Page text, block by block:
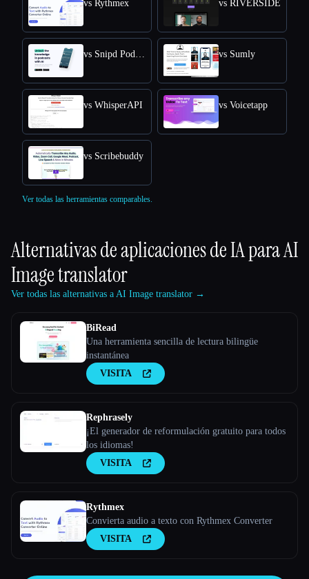
vs Rythmex vs RIVERSIDE
vs Snipd Podcast Summaries vs Sumly
vs WhisperAPI vs Voicetapp
vs Scribebuddy
Ver todas las herramientas comparables.
Alternativas de aplicaciones de IA paraAI
Image translator
Ver todas las alternativas a AI Image translator →
BiRead
Una herramienta sencilla de lectura bilingüe
instantánea
VISITA
Rephrasely
¡El generador de reformulación gratuito para todos
los idiomas!
VISITA
Rythmex
Convierta audio a texto con Rythmex Converter
VISITA